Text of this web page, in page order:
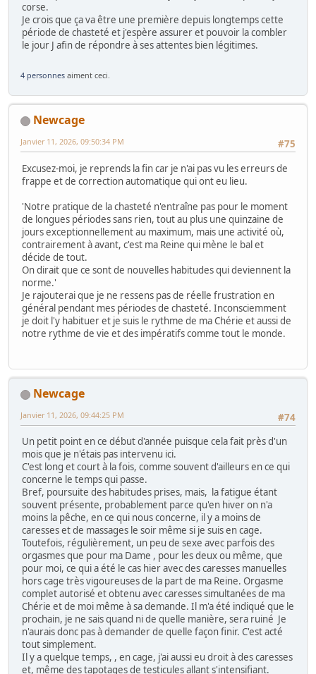
corse.
Je crois que ça va être une première depuis longtemps cette
période de chasteté et j'espère assurer et pouvoir la combler
le jour J afin de répondre à ses attentes bien légitimes.
4 personnes aiment ceci.
Newcage
#75
Janvier 11, 2026, 09:50:34 PM
Excusez-moi, je reprends la fin car je n'ai pas vu les erreurs de
frappe et de correction automatique qui ont eu lieu.
'Notre pratique de la chasteté n'entraîne pas pour le moment
de longues périodes sans rien, tout au plus une quinzaine de
jours exceptionnellement au maximum, mais une activité où,
contrairement à avant, c'est ma Reine qui mène le bal et
décide de tout.
On dirait que ce sont de nouvelles habitudes qui deviennent la
norme.'
Je rajouterai que je ne ressens pas de réelle frustration en
général pendant mes périodes de chasteté. Inconsciemment
je doit l'y habituer et je suis le rythme de ma Chérie et aussi de
notre rythme de vie et des impératifs comme tout le monde.
Newcage
#74
Janvier 11, 2026, 09:44:25 PM
Un petit point en ce début d'année puisque cela fait près d'un
mois que je n'étais pas intervenu ici.
C'est long et court à la fois, comme souvent d'ailleurs en ce qui
concerne le temps qui passe.
Bref, poursuite des habitudes prises, mais, la fatigue étant
souvent présente, probablement parce qu'en hiver on n'a
moins la pêche, en ce qui nous concerne, il y a moins de
caresses et de massages le soir même si je suis en cage.
Toutefois, régulièrement, un peu de sexe avec parfois des
orgasmes que pour ma Dame , pour les deux ou même, que
pour moi, ce qui a été le cas hier avec des caresses manuelles
hors cage très vigoureuses de la part de ma Reine. Orgasme
complet autorisé et obtenu avec caresses simultanées de ma
Chérie et de moi même à sa demande. Il m'a été indiqué que le
prochain, je ne sais quand ni de quelle manière, sera ruiné Je
n'aurais donc pas à demander de quelle façon finir. C'est acté
tout simplement.
Il y a quelque temps, , en cage, j'ai aussi eu droit à des caresses
et, même des tapotages de testicules allant s'intensifiant.